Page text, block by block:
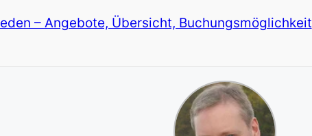
– Angebote, Übersicht, Buchungsmöglichkeit